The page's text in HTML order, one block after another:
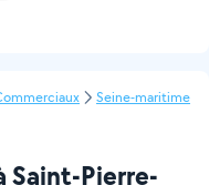
Seine-maritime
Saint-Pierre-